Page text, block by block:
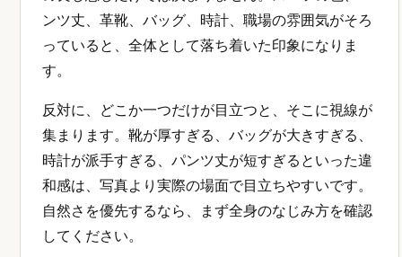
ンツ丈、革靴、バッグ、時計、職場の雰囲気がそろ
っていると、全体として落ち着いた印象になりま
す。
反対に、どこか一つだけが目立つと、そこに視線が
集まります。靴が厚すぎる、バッグが大きすぎる、
時計が派手すぎる、パンツ丈が短すぎるといった違
和感は、写真より実際の場面で目立ちやすいです。
自然さを優先するなら、まず全身のなじみ方を確認
してください。